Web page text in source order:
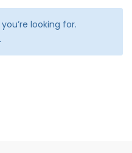
looking for.